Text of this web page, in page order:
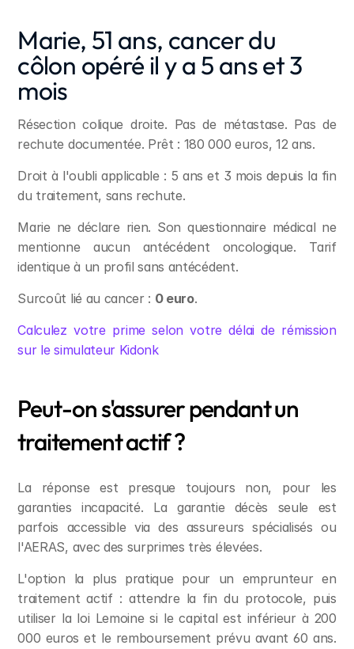
Marie, 51 ans, cancer du
côlon opéré il y a 5 ans et 3
mois
Résection colique droite. Pas de métastase. Pas de
rechute documentée. Prêt : 180 000 euros, 12 ans.
Droit à l'oubli applicable : 5 ans et 3 mois depuis la fin
du traitement, sans rechute.
Marie ne déclare rien. Son questionnaire médical ne
mentionne aucun antécédent oncologique. Tarif
identique à un profil sans antécédent.
Surcoût lié au cancer : 0 euro.
Calculez votre prime selon votre délai de rémission
sur le simulateur Kidonk
Peut-on s'assurer pendant un
traitement actif ?
La réponse est presque toujours non, pour les
garanties incapacité. La garantie décès seule est
parfois accessible via des assureurs spécialisés ou
l'AERAS, avec des surprimes très élevées.
L'option la plus pratique pour un emprunteur en
traitement actif : attendre la fin du protocole, puis
utiliser la loi Lemoine si le capital est inférieur à 200
000 euros et le remboursement prévu avant 60 ans.